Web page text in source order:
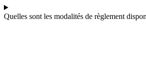
Quelles sont les modalités de règlement